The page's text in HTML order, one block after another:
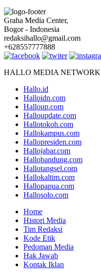
Graha Media Center,
Bogor - Indonesia
redaksihallo@gmail.com
+628557777888
HALLO MEDIA NETWORK
Hallo.id
Halloidn.com
Halloup.com
Halloupdate.com
Hallotokoh.com
Hallokampus.com
Hallopresiden.com
Hallojabar.com
Hallobandung.com
Hallotangsel.com
Hallokaltim.com
Hallopapua.com
Hallosolo.com
Home
Histori Media
Tim Redaksi
Kode Etik
Pedoman Media
Hak Jawab
Kontak Iklan